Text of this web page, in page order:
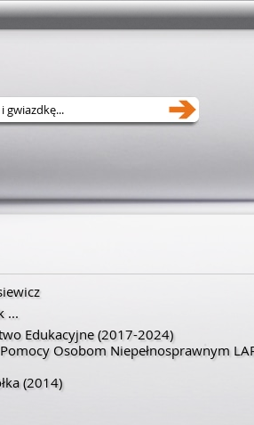
...
Edukacyjne(2017-2024)
Osobom Niepełnosprawnym
(2014)